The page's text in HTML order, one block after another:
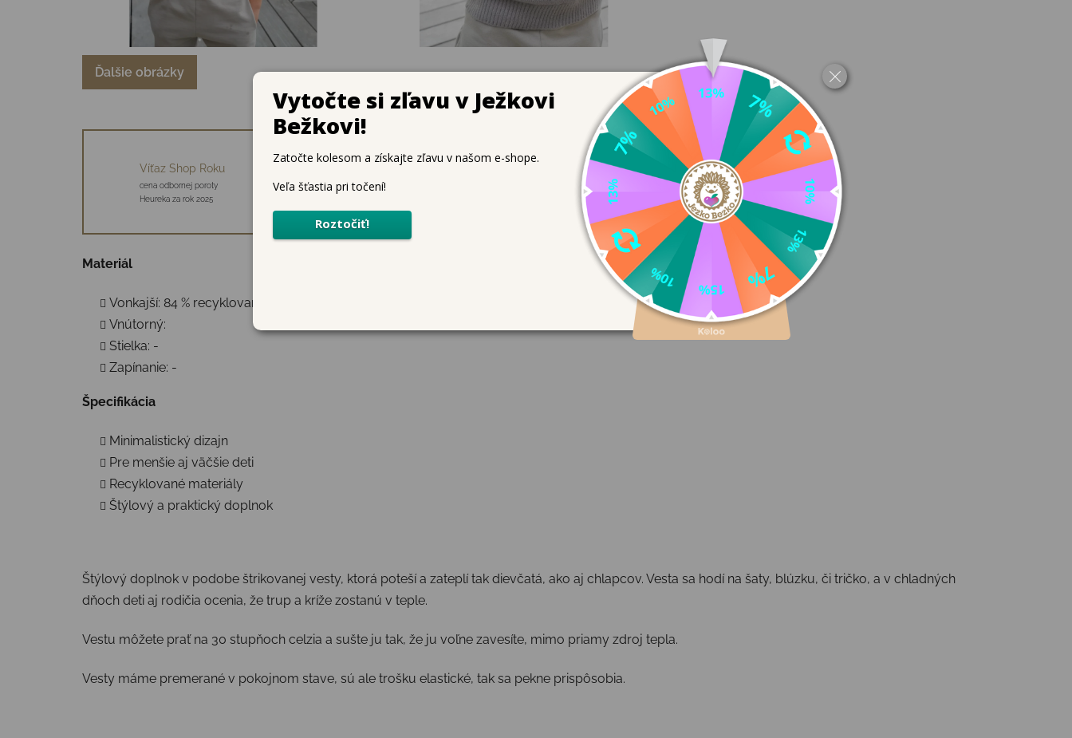
Ďalšie obrázky
Víťaz Shop Roku
cena odbornej poroty
Heureka za rok 2025
Objavujeme
novinky
34 starostlivo vybraných
značiek
Bežko Klub
zbierajte kredity, priamu
zľavu na nákup
Materiál
Vonkajší: 84 % recyklovaný polyester, 12 % organická bavlna, 4 % nylon
Vnútorný:
Stielka: -
Zapínanie: -
Špecifikácia
Minimalistický dizajn
Pre menšie aj väčšie deti
Recyklované materiály
Štýlový a praktický doplnok
Štýlový doplnok v podobe štrikovanej vesty, ktorá poteší a zateplí tak dievčatá, ako aj chlapcov. Vesta sa hodí na šaty, blúzku, či tričko, a v chladných
dňoch deti aj rodičia ocenia, že trup a kríže zostanú v teple.
Vestu môžete prať na 30 stupňoch celzia a sušte ju tak, že ju voľne zavesíte, mimo priamy zdroj tepla.
Vesty máme premerané v pokojnom stave, sú ale trošku elastické, tak sa pekne prispôsobia.